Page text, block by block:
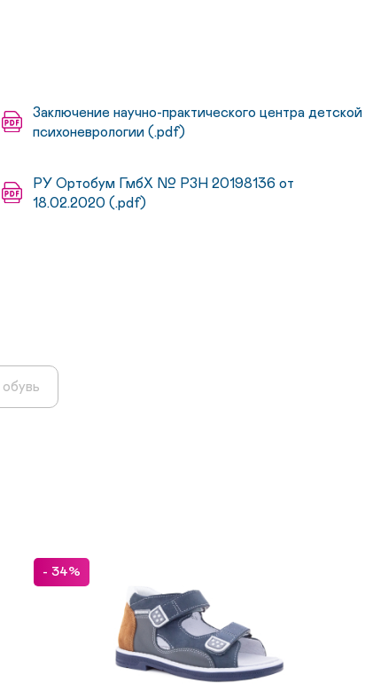
Заключение научно-практического центра детской
психоневрологии (.pdf)
РУ Ортобум ГмбХ № РЗН 20198136 от
18.02.2020 (.pdf)
- 34%